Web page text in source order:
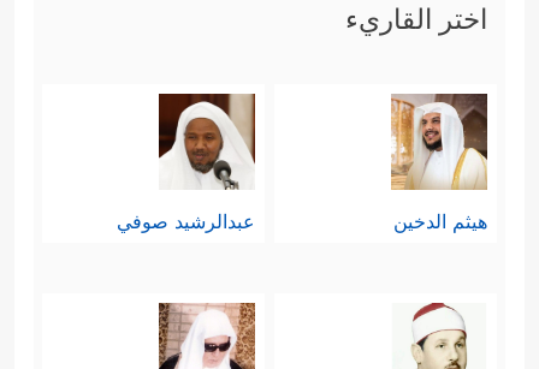
اختر القاريء
هيثم الدخين عبدالرشيد صوفي